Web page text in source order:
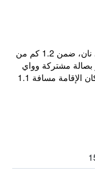
يقع مكان إقامة "lightness Station Inn" في تاى نان، ضمن 1.2 كم من
بصالة مشتركة وواي
فاي مجاني في جميع أنحاء مكان الإقامة. يبعد مكان الإقامة مسافة 1.1